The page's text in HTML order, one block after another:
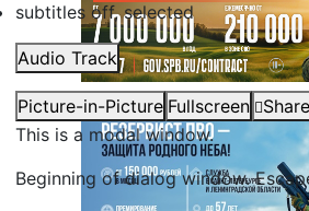
subtitles off, selected
Audio Track
Picture-in-Picture Fullscreen
Share
This is a modal window.
Beginning of dialog window.